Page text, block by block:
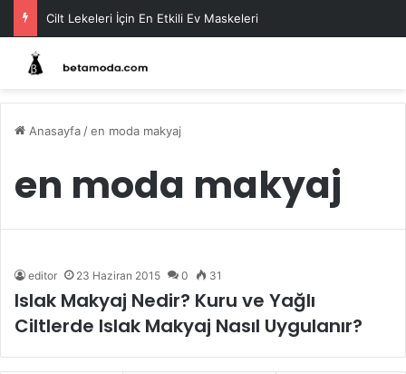
Cilt Lekeleri İçin En Etkili Ev Maskeleri
Anasayfa /en moda makyaj
en moda makyaj
editor 23 Haziran 2015 0 31
Islak Makyaj Nedir? Kuru ve Yağlı
Ciltlerde Islak Makyaj Nasıl Uygulanır?